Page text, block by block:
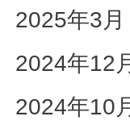
2025年3月
2024年12
2024年10